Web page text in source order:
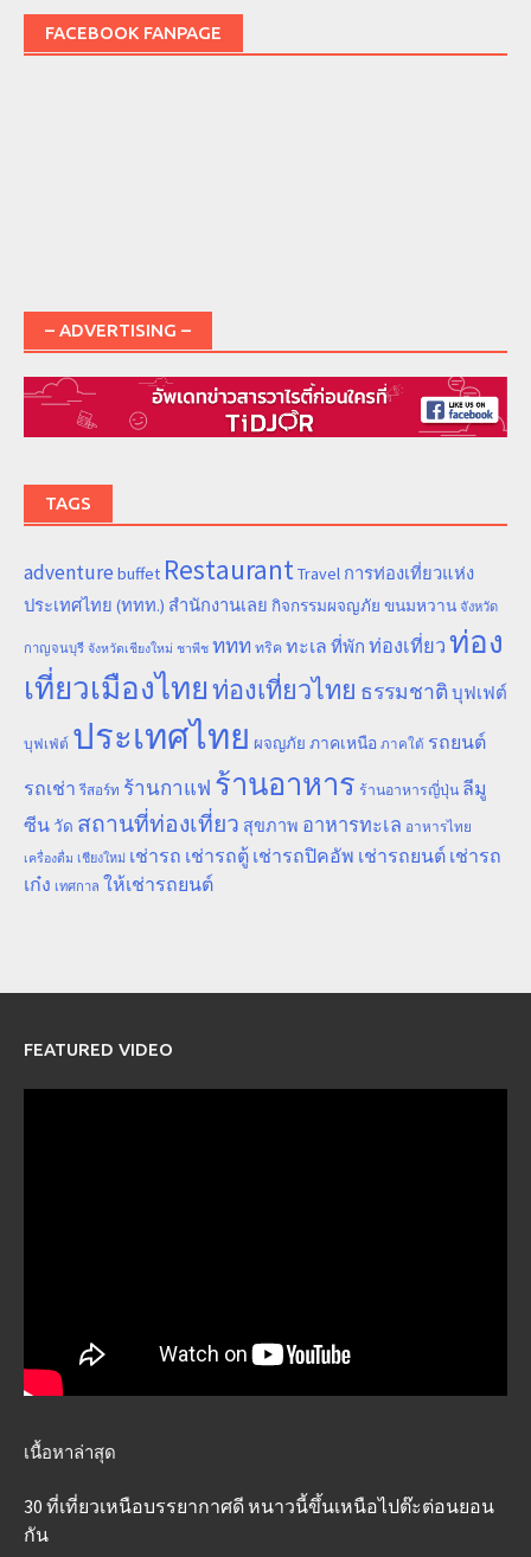
FACEBOOK FANPAGE
– ADVERTISING –
TAGS
adventure buffet RestaurantTravel การท่องเที่ยวแห่ง
ประเทศไทย (ททท.) สำนักงานเลย กิจกรรมผจญภัย ขนมหวาน จังหวัด
กาญจนบุรี จังหวัดเชียงใหม่ ชาพีช ททท ทริค ทะเล ที่พัก ท่องเที่ยวท่อง
เที่ยวเมืองไทยท่องเที่ยวไทย ธรรมชาติ บุฟเฟต์
บุฟเฟ่ต์ ประเทศไทย ผจญภัย ภาคเหนือ ภาคใต้ รถยนต์
รถเช่า รีสอร์ท ร้านกาแฟ ร้านอาหาร ร้านอาหารญี่ปุ่น ลีมู
ซีน วัด สถานที่ท่องเที่ยว สุขภาพ อาหารทะเล อาหารไทย
เครื่องดื่ม เชียงใหม่ เช่ารถ เช่ารถตู้ เช่ารถปิคอัพ เช่ารถยนต์ เช่ารถ
เก๋ง เทศกาล ให้เช่ารถยนต์
FEATURED VIDEO
เนื้อหาล่าสุด
30 ที่เที่ยวเหนือบรรยากาศดี หนาวนี้ขึ้นเหนือไปต๊ะต่อนยอน
กัน